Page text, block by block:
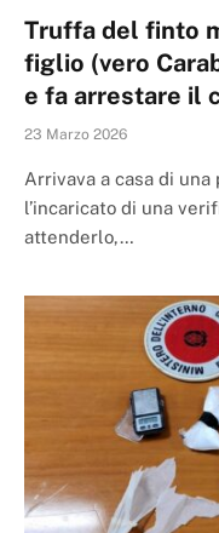
Truffa del finto
figlio (vero
e fa arrestare il
23 Marzo 2026
Arrivava a casa di
l’incaricato di una
attenderlo,…